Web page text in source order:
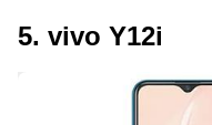
5. vivo Y12i